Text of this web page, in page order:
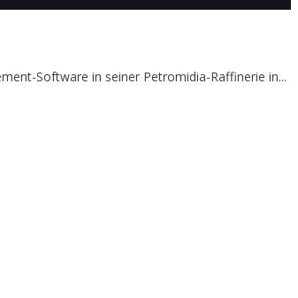
Software in seiner Petromidia-Raffinerie in...